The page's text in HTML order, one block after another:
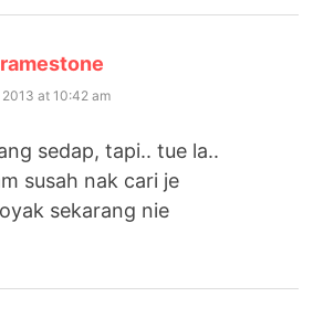
2013 at 10:42 am
sedap, tapi.. tue la..
susah nak cari je
sekarang nie